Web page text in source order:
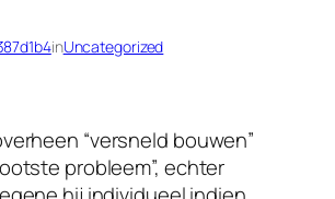
inUncategorized
“versneld bouwen”
probleem”, echter